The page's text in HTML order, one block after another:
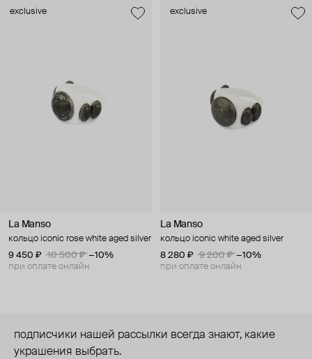
exclusive
La Manso
кольцо iconic rose white aged silver
9 450 ₽
10 500 ₽ −10%
при оплате онлайн
exclusive
La Manso
кольцо iconic white aged silver
8 280 ₽
9 200 ₽ −10%
при оплате онлайн
подписчики нашей рассылки всегда знают, какие
украшения выбрать.